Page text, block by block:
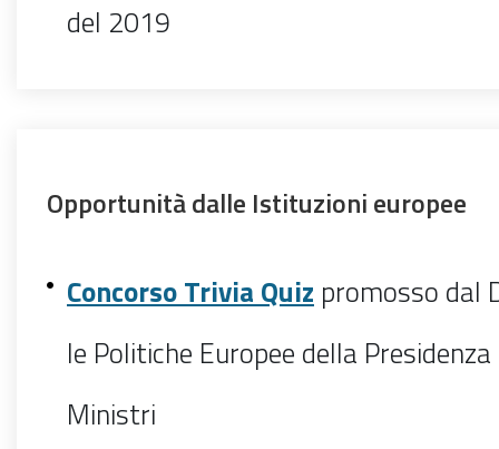
del 2019
Opportunità dalle Istituzioni europee
Concorso Trivia Quiz promosso dal
le Politiche Europee della
Ministri